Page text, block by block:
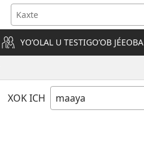
YOʼOLAL U TESTIGOʼOB JÉEOBA
XOK ICH